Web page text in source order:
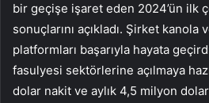
bir geçişe işaret eden 2024’ün ilk
sonuçlarını açıkladı. Şirket
platformları başarıyla hayata
fasulyesi sektörlerine açılmaya
dolar nakit ve aylık 4,5 milyon